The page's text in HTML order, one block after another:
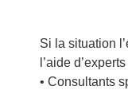
Si la situation
l’aide d’experts
• Consultants